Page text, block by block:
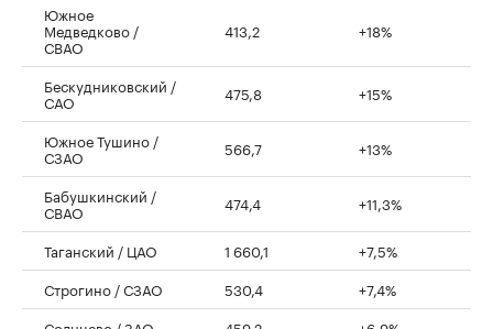
Южное
Медведково /
СВАО
413,2 +18%
Бескудниковский /
САО 475,8 +15%
Южное Тушино /
СЗАО 566,7 +13%
Бабушкинский /
СВАО 474,4 +11,3%
Таганский / ЦАО 1 660,1
+7,5%
Строгино / СЗАО
530,4
+7,4%